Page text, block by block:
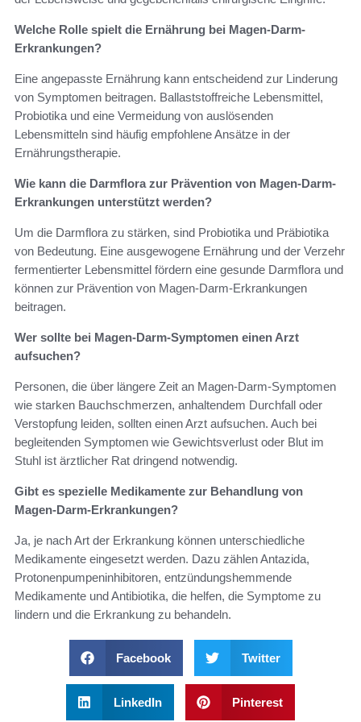
Welche Rolle spielt die Ernährung bei Magen-Darm-
Erkrankungen?
Eine angepasste Ernährung kann entscheidend zur Linderung
von Symptomen beitragen. Ballaststoffreiche Lebensmittel,
Probiotika und eine Vermeidung von auslösenden
Lebensmitteln sind häufig empfohlene Ansätze in der
Ernährungstherapie.
Wie kann die Darmflora zur Prävention von Magen-Darm-
Erkrankungen unterstützt werden?
Um die Darmflora zu stärken, sind Probiotika und Präbiotika
von Bedeutung. Eine ausgewogene Ernährung und der Verzehr
fermentierter Lebensmittel fördern eine gesunde Darmflora und
können zur Prävention von Magen-Darm-Erkrankungen
beitragen.
Wer sollte bei Magen-Darm-Symptomen einen Arzt
aufsuchen?
Personen, die über längere Zeit an Magen-Darm-Symptomen
wie starken Bauchschmerzen, anhaltendem Durchfall oder
Verstopfung leiden, sollten einen Arzt aufsuchen. Auch bei
begleitenden Symptomen wie Gewichtsverlust oder Blut im
Stuhl ist ärztlicher Rat dringend notwendig.
Gibt es spezielle Medikamente zur Behandlung von
Magen-Darm-Erkrankungen?
Ja, je nach Art der Erkrankung können unterschiedliche
Medikamente eingesetzt werden. Dazu zählen Antazida,
Protonenpumpeninhibitoren, entzündungshemmende
Medikamente und Antibiotika, die helfen, die Symptome zu
lindern und die Erkrankung zu behandeln.
Facebook Twitter
LinkedIn Pinterest